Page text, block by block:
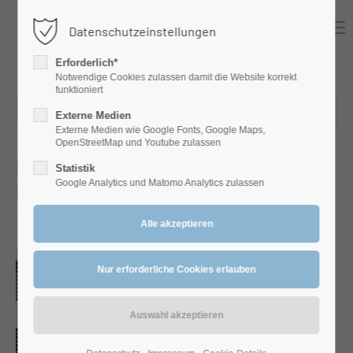
Login
Benutzername
Passwort
Support
Lorem ipsum dolor sit amet:
06.06.2022 15:57
Klimatechnik-Begriff kurz erklärt:
Monoblock oder Split?
Datenschutzeinstellungen
Erforderlich*
Notwendige Cookies zulassen damit die Website korrekt
funktioniert
Externe Medien
Externe Medien wie Google Fonts, Google Maps,
OpenStreetMap und Youtube zulassen
Statistik
Google Analytics und Matomo Analytics zulassen